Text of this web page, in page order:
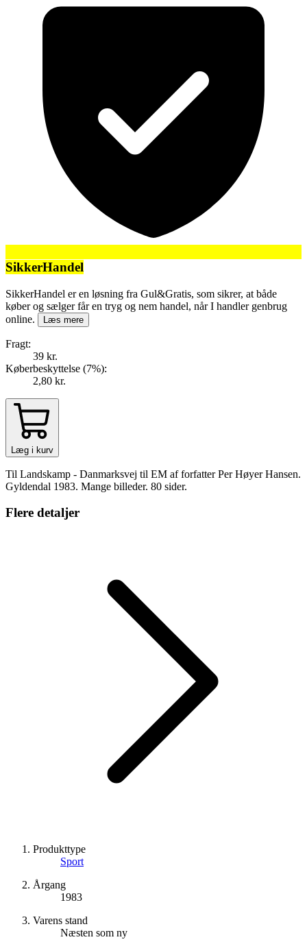
SikkerHandel
SikkerHandel er en løsning fra Gul&Gratis, som sikrer, at både
køber og sælger får en tryg og nem handel, når I handler genbrug
online.
Læs mere
Fragt:
39 kr.
Køberbeskyttelse (7%):
2,80 kr.
Læg i kurv
Til Landskamp - Danmarksvej til EM af forfatter Per Høyer Hansen.
Gyldendal 1983. Mange billeder. 80 sider.
Flere detaljer
Produkttype
Sport
Årgang
1983
Varens stand
Næsten som ny